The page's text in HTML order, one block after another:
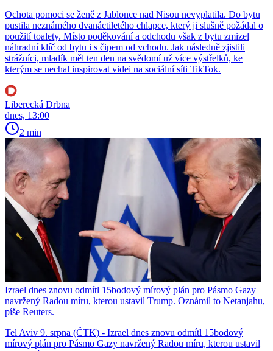
Ochota pomoci se ženě z Jablonce nad Nisou nevyplatila. Do bytu
pustila neznámého dvanáctiletého chlapce, který ji slušně požádal o
použití toalety. Místo poděkování a odchodu však z bytu zmizel
náhradní klíč od bytu i s čipem od vchodu. Jak následně zjistili
strážníci, mladík měl ten den na svědomí už více výstřelků, ke
kterým se nechal inspirovat videi na sociální síti TikTok.
Liberecká Drbna
dnes, 13:00
2 min
Izrael dnes znovu odmítl 15bodový mírový plán pro Pásmo Gazy
navržený Radou míru, kterou ustavil Trump. Oznámil to Netanjahu,
píše Reuters.
Tel Aviv 9. srpna (ČTK) - Izrael dnes znovu odmítl 15bodový
mírový plán pro Pásmo Gazy navržený Radou míru, kterou ustavil